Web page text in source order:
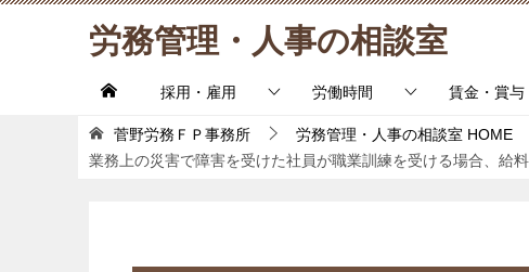
労務管理・人事の相談室
採用・雇用 労働時間 賃金・賞与
菅野労務ＦＰ事務所 労務管理・人事の相談室 HOME
業務上の災害で障害を受けた社員が職業訓練を受ける場合、給